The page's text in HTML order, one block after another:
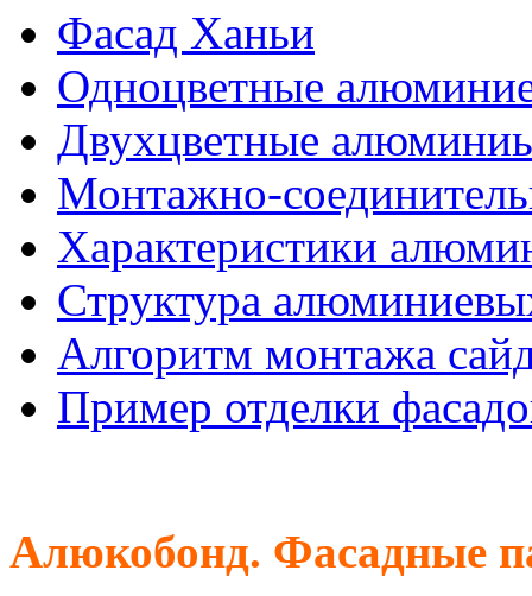
Фасад Ханьи
Одноцветные
Двухцветные
Монтажно-
Характеристики
Структура
Алгоритм монтажа
Пример отделки
Алюкобонд. Фасадные